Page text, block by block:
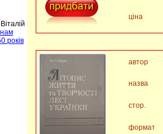
нам
років
ціна
автор
назва
стор.
формат